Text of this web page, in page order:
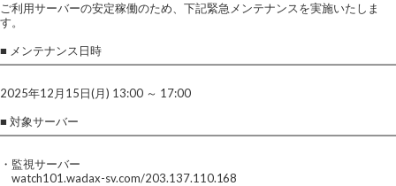
ご利用サーバーの安定稼働のため、下記緊急メンテナンスを実施いたしま
す。
■ メンテナンス日時
2025年12月15日(月) 13:00 ～ 17:00
■ 対象サーバー
・監視サーバー
watch101.wadax-sv.com/203.137.110.168